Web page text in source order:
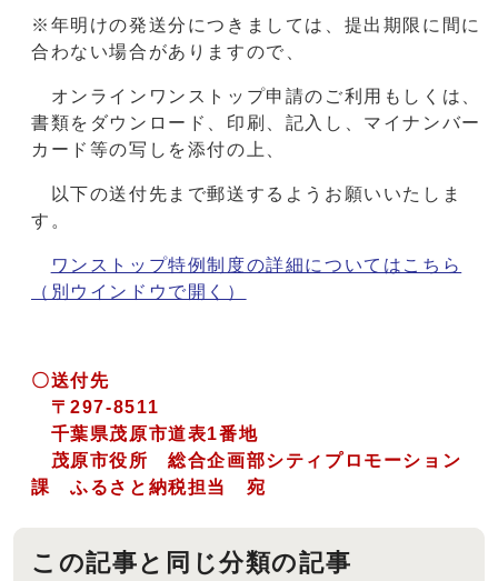
※年明けの発送分につきましては、提出期限に間に
合わない場合がありますので、
オンラインワンストップ申請のご利用もしくは、
書類をダウンロード、印刷、記入し、マイナンバー
カード等の写しを添付の上、
以下の送付先まで郵送するようお願いいたしま
す。
ワンストップ特例制度の詳細についてはこちら
（別ウインドウで開く）
〇送付先
〒297-8511
千葉県茂原市道表1番地
茂原市役所 総合企画部シティプロモーション
課 ふるさと納税担当 宛
この記事と同じ分類の記事